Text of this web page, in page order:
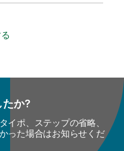
たか?
イポ、ステップの省略、
った場合はお知らせくだ